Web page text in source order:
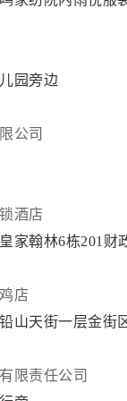
园旁边
公司
酒店
家翰林6栋201财
店
山天街一层金街
限责任公司